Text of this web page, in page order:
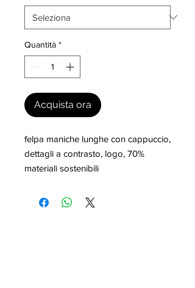
Quantità *
Acquista ora
felpa maniche lunghe con cappuccio,
dettagli a contrasto, logo, 70%
materiali sostenibili